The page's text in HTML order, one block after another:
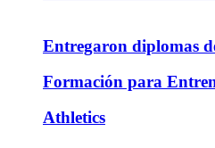
Entregaron diplomas
Formación para
Athletics